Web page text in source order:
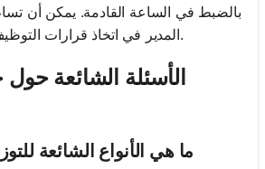
بالضبط في الساعة القادمة. يمكن أن
المدير في اتخاذ قرارات التوظيف وإدارة المخزون.
الأسئلة الشائعة
ما هي الأنواع الشائعة